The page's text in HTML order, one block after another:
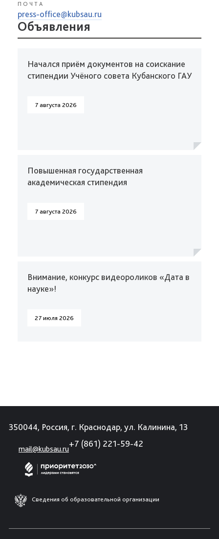
ПОЧТА
press-office@kubsau.ru
Объявления
Начался приём документов на соискание
стипендии Учёного совета Кубанского ГАУ
7 августа 2026
Повышенная государственная
академическая стипендия
7 августа 2026
Внимание, конкурс видеороликов «Дата в
науке»!
27 июля 2026
350044, Россия, г. Краснодар, ул. Калинина, 13
mail@kubsau.ru
+7 (861) 221-59-42
Сведения об образовательной организации